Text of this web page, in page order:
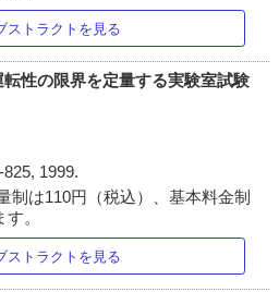
ストラクトを見る
性の限界を定量する実験室試験
825, 1999.
制は110円（税込）、基本料金制
。
ストラクトを見る